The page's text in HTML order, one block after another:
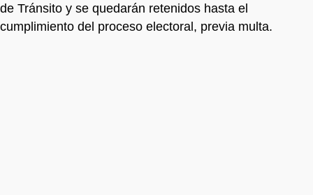
de Tránsito y se quedarán retenidos hasta el
cumplimiento del proceso electoral, previa multa.